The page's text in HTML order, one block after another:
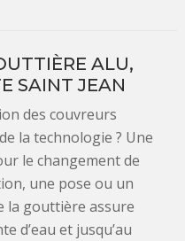
ALU,
SAINT JEAN
des couvreurs
la technologie ? Une
le changement de
une pose ou un
la gouttière assure
d’eau et jusqu’au